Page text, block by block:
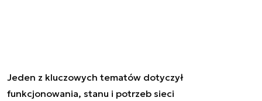
Jeden z kluczowych tematów dotyczył
funkcjonowania, stanu i potrzeb sieci